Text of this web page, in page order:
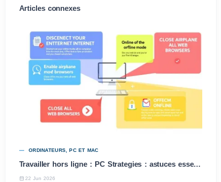
Articles connexes
ORDINATEURS, PC ET MAC
Travailler hors ligne : PC Strategies : astuces essentielles
22 Jun 2026